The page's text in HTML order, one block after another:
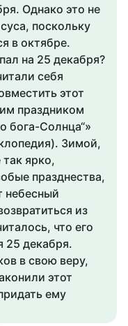
Однако это не
поскольку
в октябре.
на 25 декабря?
себя
этот
праздником
бога-Солнца“»
Зимой,
так ярко,
празднества,
небесный
из
что его
25 декабря.
в свою веру,
этот
ему